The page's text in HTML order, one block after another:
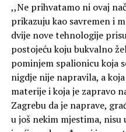
,,Ne prihvatamo ni ovaj
prikazuju kao savremen i
dvije nove tehnologije
postojeću koju bukvalno
pominjem spalionicu koja
nigdje nije napravila, a
materije i koja je zapravo
Zagrebu da je naprave,
u još nekim mjestima,